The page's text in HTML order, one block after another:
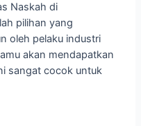
Naskah di
pilihan yang
oleh pelaku industri
akan mendapatkan
sangat cocok untuk